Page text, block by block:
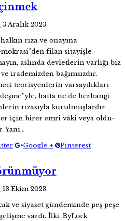
3 Aralık 2023
rıza ve onayına
filan sitayişle
aslında devletlerin varlığı biz
irademizden bağımsızdır.
teorisyenlerin varsaydıkları
hatta ne de herhangi
rızasıyla kurulmuşlardır.
için birer emri vâki veya oldu-
Yani…
Google +
Pinterest
13 Ekim 2023
ve siyaset gündeminde peş peşe
vardı. İlki, ByLock